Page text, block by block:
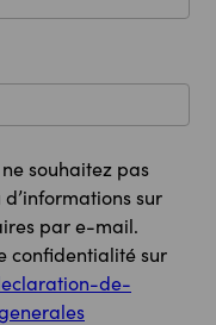
souhaitez pas
sur
par e-mail.
confidentialité sur
de-